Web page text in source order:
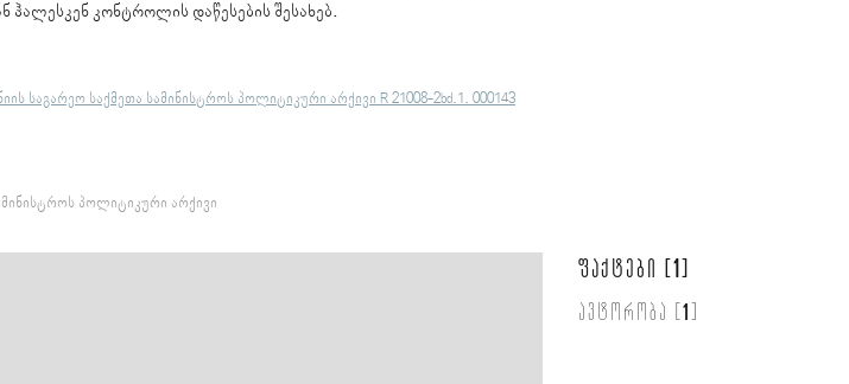
ჰალესკენ კონტროლის დაწესების შესახებ.
საგარეო საქმეთა სამინისტროს პოლიტიკური არქივი R 21008-2bd.1. 000143
პოლიტიკური არქივი
ფაქტები [1]
ავტორობა [1]